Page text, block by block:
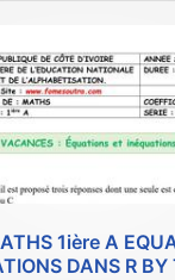
1ière A
DANS R